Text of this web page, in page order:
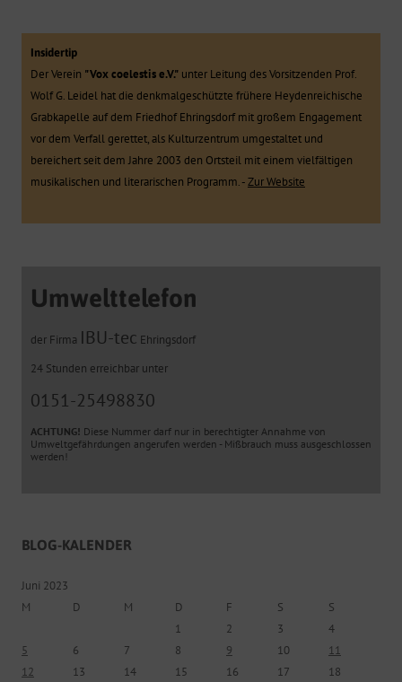
Insidertip
Der Verein "Vox coelestis e.V." unter Leitung des Vorsitzenden Prof.
Wolf G. Leidel hat die denkmalgeschützte frühere Heydenreichische
Grabkapelle auf dem Friedhof Ehringsdorf mit großem Engagement
vor dem Verfall gerettet, als Kulturzentrum umgestaltet und
bereichert seit dem Jahre 2003 den Ortsteil mit einem vielfältigen
musikalischen und literarischen Programm. -Zur Website
Umwelttelefon
der Firma IBU-tec Ehringsdorf
24 Stunden erreichbar unter
0151-25498830
ACHTUNG! Diese Nummer darf nur in berechtigter Annahme von
Umweltgefährdungen angerufen werden - Mißbrauch muss ausgeschlossen
werden!
BLOG-KALENDER
Juni 2023
M
D M D F S
S
1
2 3
4
5
6 7 8 9 10
11
12
13 14 15 16 17 18